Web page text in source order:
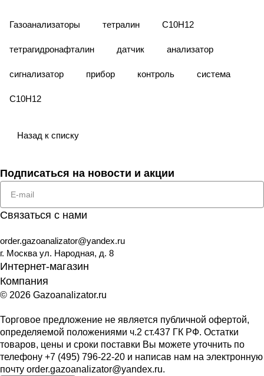
Газоанализаторы тетралин C10H12
тетрагидронафталин датчик анализатор
сигнализатор прибор контроль система
С10Н12
Назад к списку
Подписаться на новости и акции
Связаться с нами
order.gazoanalizator@yandex.ru
г. Москва ул. Народная, д. 8
Интернет-магазин
Компания
© 2026 Gazoanalizator.ru
Торговое предложение не является публичной офертой,
определяемой положениями ч.2 ст.437 ГК РФ. Остатки
товаров, цены и сроки поставки Вы можете уточнить по
телефону +7 (495) 796-22-20 и написав нам на электронную
почту order.gazoanalizator@yandex.ru.